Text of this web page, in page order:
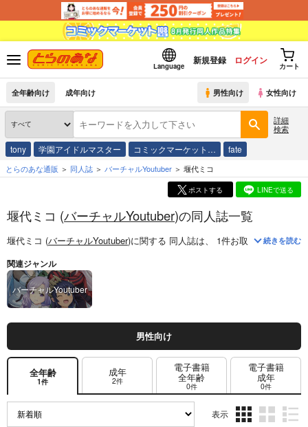
Language
新規登録 ログイン
カート
全年齢向け 成年向け 男性向け 女性向け
詳細
検索
tony 学園アイドルマスター コミックマーケット… fate
とらのあな通販 同人誌 バーチャルYoutuber 堰代ミコ
ポストする LINEで送る
堰代ミコ (バーチャルYoutuber)の同人誌一覧
堰代ミコ (バーチャルYoutuber)に関する 同人誌は、 1件お取り扱いがござ
続きを読む
関連ジャンル
バーチャルYoutuber
男性向け
全年齢
1件
成年
2件
電子書籍
全年齢
0件
電子書籍
成年
0件
表示